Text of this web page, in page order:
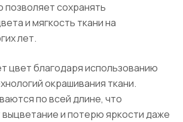
позволяет сохранять
и мягкость ткани на
лет.
цвет благодаря использованию
окрашивания ткани.
по всей длине, что
и потерю яркости даже